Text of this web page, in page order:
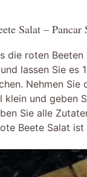
Salat – Pancar
die roten
lassen Sie
Nehmen
klein und geben
Sie alle
Beete Salat